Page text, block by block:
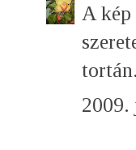
A
tortán.
2009.